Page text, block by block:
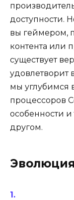
доступности.
вы геймером,
контента или
существует
удовлетворит
мы углубимся
процессоров
особенности и
другом.